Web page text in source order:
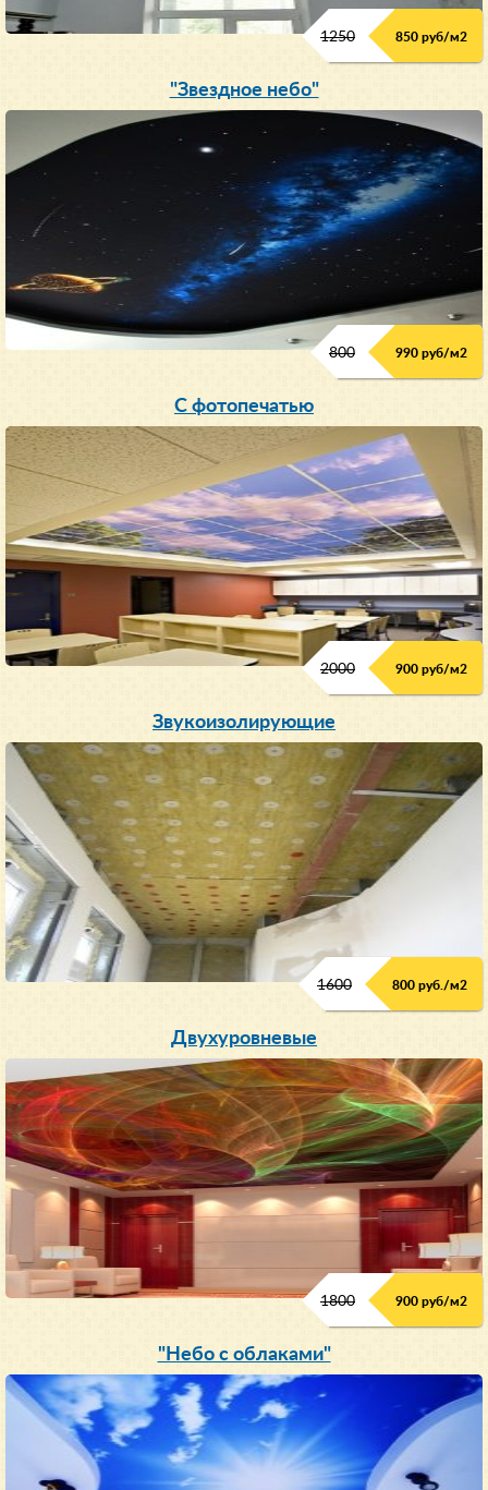
1250 850 руб/м2
"Звездное небо"
800 990 руб/м2
С фотопечатью
2000 900 руб/м2
Звукоизолирующие
1600 800 руб./м2
Двухуровневые
1800 900 руб/м2
"Небо с облаками"